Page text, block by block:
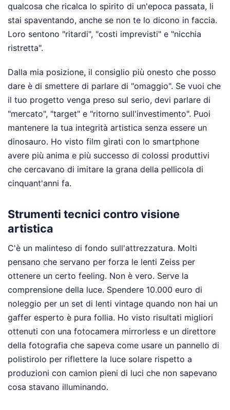
qualcosa che ricalca lo spirito di un'epoca passata, li
stai spaventando, anche se non te lo dicono in faccia.
Loro sentono "ritardi", "costi imprevisti" e "nicchia
ristretta".
Dalla mia posizione, il consiglio più onesto che posso
dare è di smettere di parlare di "omaggio". Se vuoi che
il tuo progetto venga preso sul serio, devi parlare di
"mercato", "target" e "ritorno sull'investimento". Puoi
mantenere la tua integrità artistica senza essere un
dinosauro. Ho visto film girati con lo smartphone
avere più anima e più successo di colossi produttivi
che cercavano di imitare la grana della pellicola di
cinquant'anni fa.
Strumenti tecnici contro visione
artistica
C'è un malinteso di fondo sull'attrezzatura. Molti
pensano che servano per forza le lenti Zeiss per
ottenere un certo feeling. Non è vero. Serve la
comprensione della luce. Spendere 10.000 euro di
noleggio per un set di lenti vintage quando non hai un
gaffer esperto è pura follia. Ho visto risultati migliori
ottenuti con una fotocamera mirrorless e un direttore
della fotografia che sapeva come usare un pannello di
polistirolo per riflettere la luce solare rispetto a
produzioni con camion pieni di luci che non sapevano
cosa stavano illuminando.